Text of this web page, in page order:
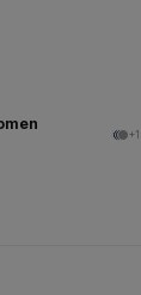
+1